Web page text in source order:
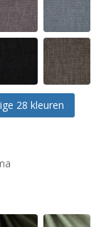
28 kleuren